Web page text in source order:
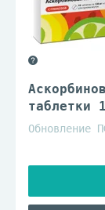
таблетки
Обновление